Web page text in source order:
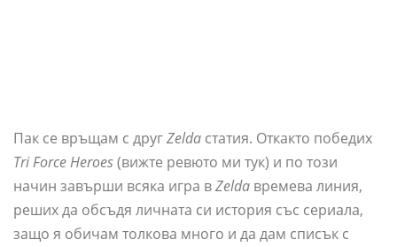
Пак се връщам с другZelda статия. Откакто победих
Tri Force Heroes(вижте ревюто ми тук) и по този
начин завърши всяка игра вZelda времева линия,
реших да обсъдя личната си история със сериала,
защо я обичам толкова много и да дам списък с